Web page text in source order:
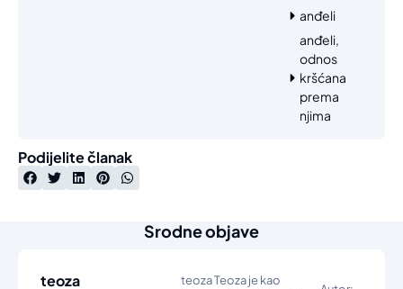
anđeli
anđeli,
odnos
kršćana
prema
njima
Podijelite članak
Srodne objave
teoza
teoza Teoza je kao